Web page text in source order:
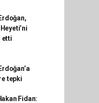
etti
tepki
Fidan: